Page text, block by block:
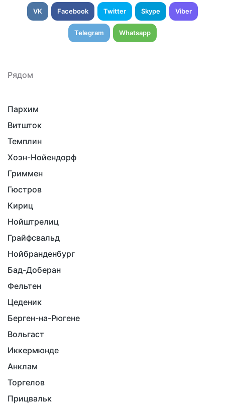
VK Facebook Twitter Skype Viber
Telegram Whatsapp
Рядом
Пархим
Витшток
Темплин
Хоэн-Нойендорф
Гриммен
Гюстров
Кириц
Нойштрелиц
Грайфсвальд
Нойбранденбург
Бад-Доберан
Фельтен
Цеденик
Берген-на-Рюгене
Вольгаст
Иккермюнде
Анклам
Торгелов
Прицвальк